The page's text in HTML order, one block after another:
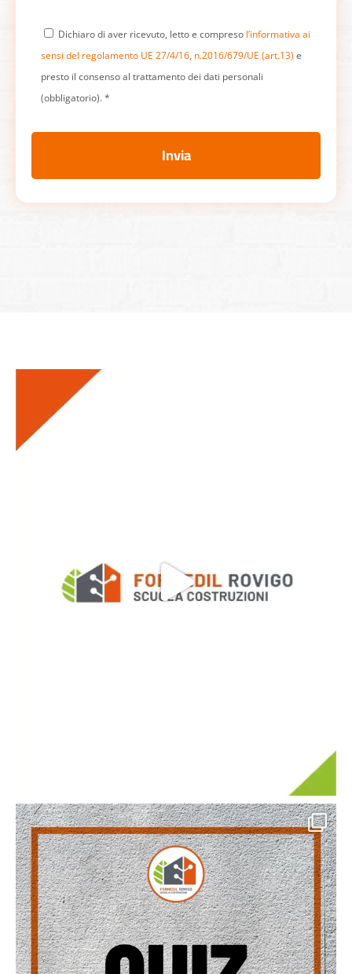
Dichiaro di aver ricevuto, letto e compreso l’informativa ai
sensi del regolamento UE 27/4/16, n.2016/679/UE (art.13) e
presto il consenso al trattamento dei dati personali
(obbligatorio). *
Invia